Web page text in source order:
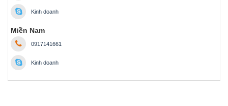
Kinh doanh
Miền Nam
0917141661
Kinh doanh